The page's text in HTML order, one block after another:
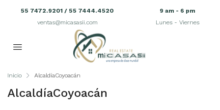
55 7472.9201 / 55 7444.4520
ventas@micasasii.com
9 am - 6 pm
Lunes - Viernes
Inicio AlcaldíaCoyoacán
AlcaldíaCoyoacán